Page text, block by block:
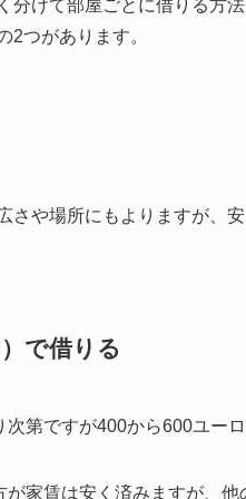
分けて部屋ごとに借りる方
2つがあります。
さや場所にもよりますが、
で借りる
第ですが400から600ユー
が家賃は安く済みますが、